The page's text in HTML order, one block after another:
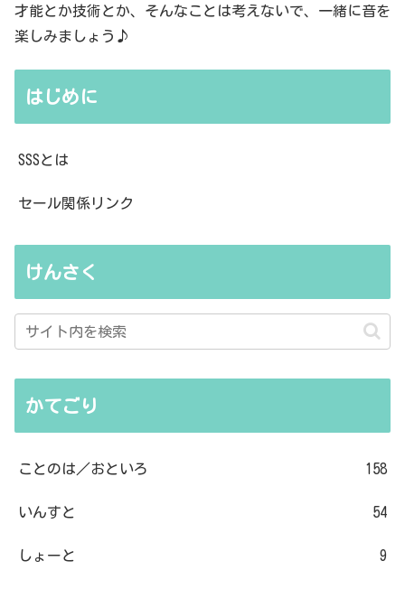
才能とか技術とか、そんなことは考えないで、一緒に音を
楽しみましょう♪
はじめに
SSSとは
セール関係リンク
けんさく
かてごり
ことのは／おといろ 158
いんすと 54
しょーと 9